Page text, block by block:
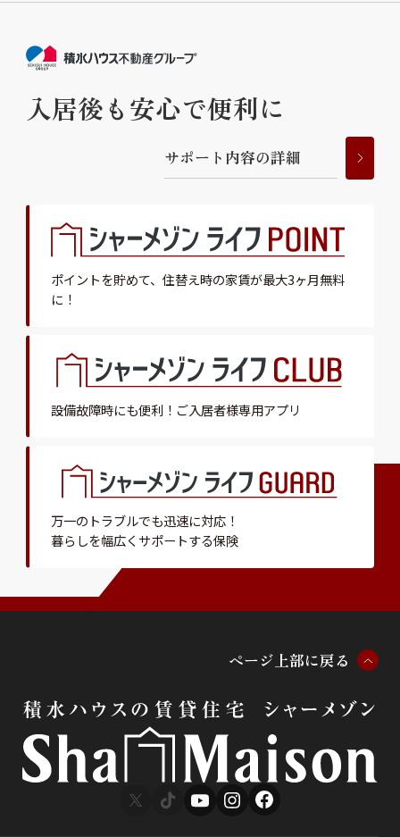
入居後も安心で便利に
サポー ト 内容の詳細
ポイントを貯めて、 住替え時の家賃が最大3ヶ月無料
に！
設備故障時にも便利！ ご入居者様専用アプリ
万一のトラブルでも迅速に対応！
暮らしを幅広くサポートする保険
ページ 上部に戻る